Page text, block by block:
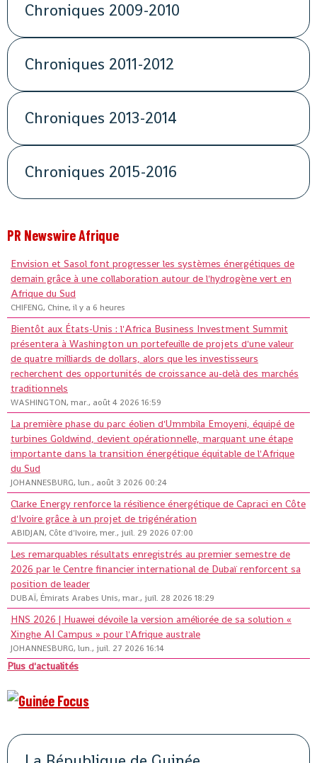
Chroniques 2009-2010
Chroniques 2011-2012
Chroniques 2013-2014
Chroniques 2015-2016
PR Newswire Afrique
Envision et Sasol font progresser les systèmes énergétiques de
demain grâce à une collaboration autour de l'hydrogène vert en
Afrique du Sud
CHIFENG, Chine, il y a 6 heures
Bientôt aux États-Unis : l'Africa Business Investment Summit
présentera à Washington un portefeuille de projets d'une valeur
de quatre milliards de dollars, alors que les investisseurs
recherchent des opportunités de croissance au-delà des marchés
traditionnels
WASHINGTON, mar., août 4 2026 16:59
La première phase du parc éolien d'Ummbila Emoyeni, équipé de
turbines Goldwind, devient opérationnelle, marquant une étape
importante dans la transition énergétique équitable de l'Afrique
du Sud
JOHANNESBURG, lun., août 3 2026 00:24
Clarke Energy renforce la résilience énergétique de Capraci en Côte
d'Ivoire grâce à un projet de trigénération
ABIDJAN, Côte d'Ivoire, mer., juil. 29 2026 07:00
Les remarquables résultats enregistrés au premier semestre de
2026 par le Centre financier international de Dubaï renforcent sa
position de leader
DUBAÏ, Émirats Arabes Unis, mar., juil. 28 2026 18:29
HNS 2026 | Huawei dévoile la version améliorée de sa solution «
Xinghe AI Campus » pour l'Afrique australe
JOHANNESBURG, lun., juil. 27 2026 16:14
Plus d'actualités